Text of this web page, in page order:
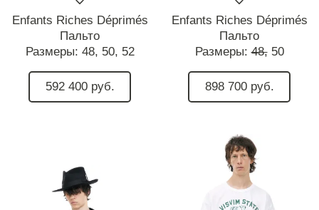
Enfants Riches Déprimés
Пальто
Размеры: 48, 50, 52
592 400 руб.
Enfants Riches Déprimés
Пальто
Размеры:48, 50
898 700 руб.